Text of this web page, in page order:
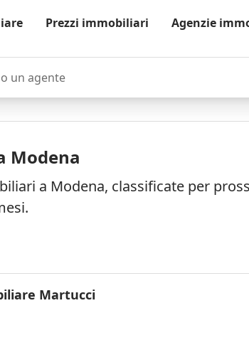
Prezzi immobiliari Agenzie
agente
Modena
a Modena, classificate per
Martucci